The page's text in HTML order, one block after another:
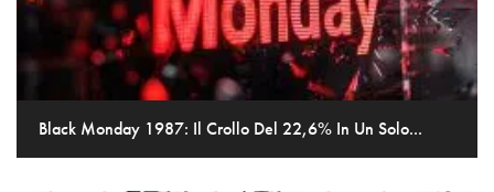
Black Monday 1987: Il Crollo Del 22,6% In Un Solo...